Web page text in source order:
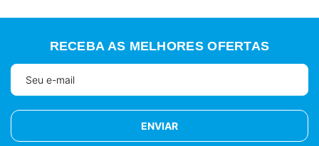
RECEBA AS MELHORES OFERTAS
ENVIAR